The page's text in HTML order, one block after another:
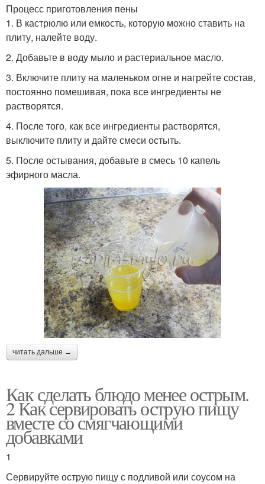
Процесс приготовления пены
1. В кастрюлю или емкость, которую можно ставить на
плиту, налейте воду.
2. Добавьте в воду мыло и растериальное масло.
3. Включите плиту на маленьком огне и нагрейте состав,
постоянно помешивая, пока все ингредиенты не
растворятся.
4. После того, как все ингредиенты растворятся,
выключите плиту и дайте смеси остыть.
5. После остывания, добавьте в смесь 10 капель
эфирного масла.
читать дальше →
Как сделать блюдо менее острым.
2 Как сервировать острую пищу
вместе со смягчающими
добавками
1
Сервируйте острую пищу с подливой или соусом на